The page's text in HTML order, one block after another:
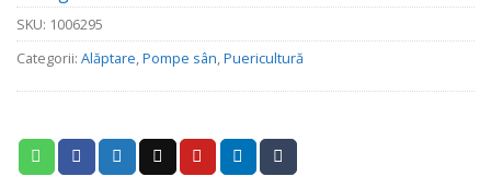
SKU: 1006295
Categorii: Alăptare,Pompe sân,Puericultură